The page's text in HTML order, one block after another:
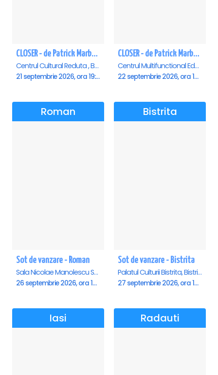
CLOSER - de Patrick Marber - Premiera - Brasov
Centrul Cultural Reduta , Brasov
21 septembrie 2026, ora 19:00
CLOSER - de Patrick Marber - Premiera - Constanta
Centrul Multifunctional Educativ pentru Tineret Jean Constantin, Constanta
22 septembrie 2026, ora 19:00
Roman
Sot de vanzare - Roman
Sala Nicolae Manolescu Strunga (Sala de festivitati a Primariei Roman), Roman
26 septembrie 2026, ora 19:00
Bistrita
Sot de vanzare - Bistrita
Palatul Culturii Bistrita, Bistrita
27 septembrie 2026, ora 19:00
Iasi Radauti